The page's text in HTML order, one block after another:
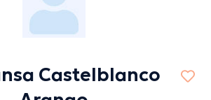
Castelblanco